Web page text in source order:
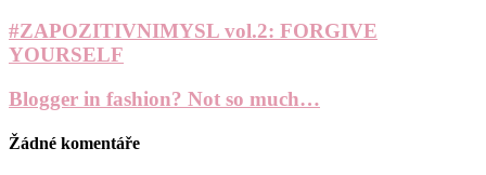
#ZAPOZITIVNIMYSL vol.2: FORGIVE
YOURSELF
Blogger in fashion? Not so much…
Žádné komentáře